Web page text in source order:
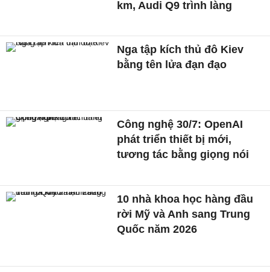
km, Audi Q9 trình làng
Nga tập kích thủ đô Kiev
bằng tên lửa đạn đạo
Công nghệ 30/7: OpenAI
phát triển thiết bị mới,
tương tác bằng giọng nói
10 nhà khoa học hàng đầu
rời Mỹ và Anh sang Trung
Quốc năm 2026